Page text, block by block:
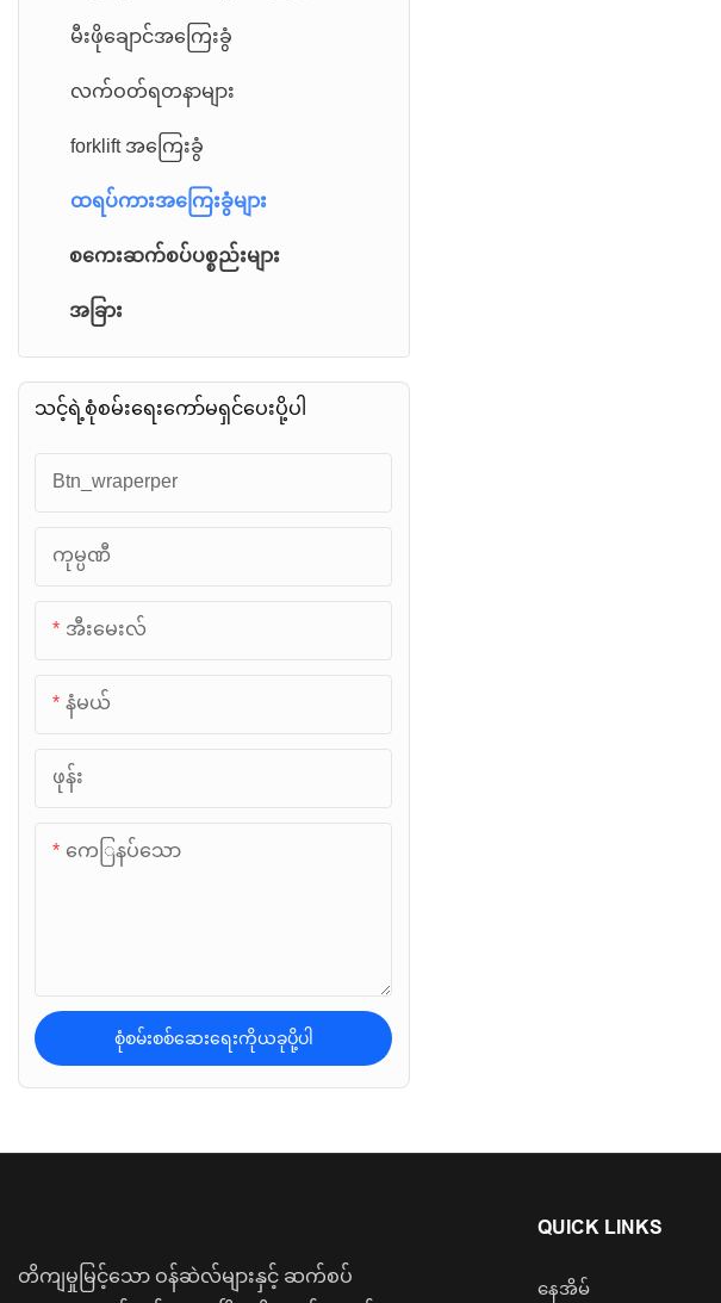
မီးဖိုချောင်အကြေးခွံ
လက်ဝတ်ရတနာများ
forklift အကြေးခွံ
ထရပ်ကားအကြေးခွံများ
စကေးဆက်စပ်ပစ္စည်းများ
အခြား
သင့်ရဲ့စုံစမ်းရေးကော်မရှင်ပေးပို့ပါ
Btn_wraperper
ကုမ္ပဏီ
အီးမေးလ်
နံမယ်
ဖုန်း
ကေြနပ်သော
စုံစမ်းစစ်ဆေးရေးကိုယခုပို့ပါ
တိကျမှုမြင့်သော ဝန်ဆဲလ်များနှင့် ဆက်စပ်
QUICK LINKS
နေအိမ်